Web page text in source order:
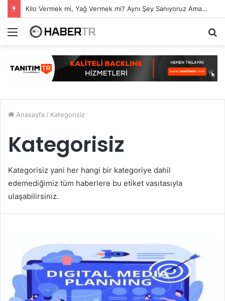
Kilo Vermek mi, Yağ Vermek mi? Aynı Şey Sanıyoruz Ama Değil!
Menü
Anasayfa / Kategorisiz
Kategorisiz
Kategorisiz yani her hangi bir kategoriye dahil
edemediğimiz tüm haberlere bu etiket vasıtasıyla
ulaşabilirsiniz.